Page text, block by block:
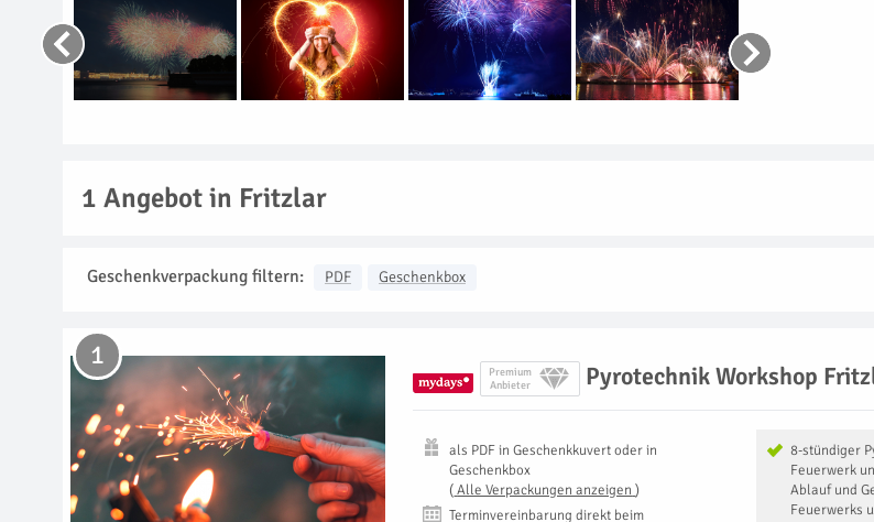
1 Angebot in Fritzlar
Geschenkverpackung filtern: PDF Geschenkbox
Premium
Anbieter
Pyrotechnik Workshop
1
8-stündiger
Feuerwerk
Ablauf und
Feuerwerks
als PDFinGeschenkkuvert oder in
Geschenkbox
( Alle Verpackungen anzeigen )
Terminvereinbarung direkt beim